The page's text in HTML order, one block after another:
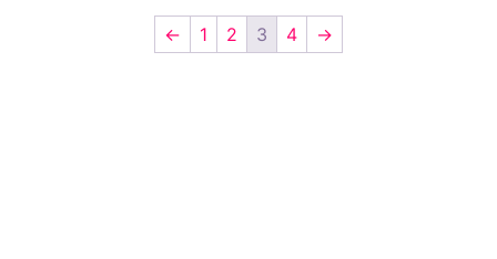
← 1 2 3 4 →